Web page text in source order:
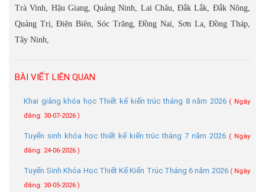
Trà Vinh, Hậu Giang, Quảng Ninh, Lai Châu, Đắk Lắk, Đắk Nông,
Quảng Trị, Điện Biên, Sóc Trăng, Đồng Nai, Sơn La, Đồng Tháp,
Tây Ninh,
BÀI VIẾT LIÊN QUAN
Khai giảng khóa học Thiết kế kiến trúc tháng 8 năm 2026 ( Ngày
đăng: 30-07-2026 )
Tuyển sinh khóa học thiết kế kiến trúc tháng 7 năm 2026 ( Ngày
đăng: 24-06-2026 )
Tuyển Sinh Khóa Học Thiết Kế Kiến Trúc Tháng 6 năm 2026 ( Ngày
đăng: 30-05-2026 )